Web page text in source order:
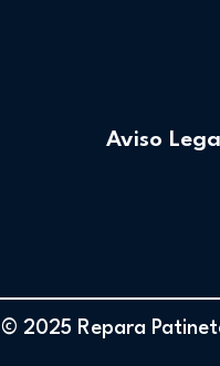
Aviso
© 2025 Repara